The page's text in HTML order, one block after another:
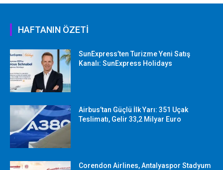
HAFTANIN ÖZETİ
SunExpress’ten Turizme Yeni Satış
Kanalı: SunExpress Holidays
Airbus’tan Güçlü İlk Yarı: 351 Uçak
Teslimatı, Gelir 33,2 Milyar Euro
Corendon Airlines, Antalyaspor Stadyum